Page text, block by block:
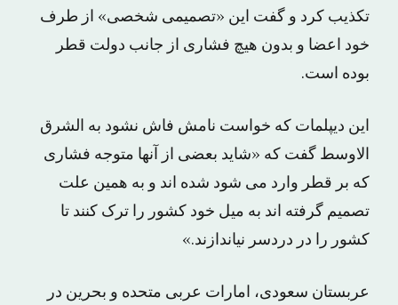
تکذیب کرد و گفت این «تصمیمی شخصی» از طرف
خود اعضا و بدون هیچ فشاری از جانب دولت قطر
بوده است.
این دیپلمات که خواست نامش فاش نشود به الشرق
الاوسط گفت که «شاید بعضی از آنها متوجه فشاری
که بر قطر وارد می شود شده اند و به همین علت
تصمیم گرفته اند به میل خود کشور را ترک کنند تا
کشور را در دردسر نیاندازند.»
عربستان سعودی، امارات عربی متحده و بحرین در